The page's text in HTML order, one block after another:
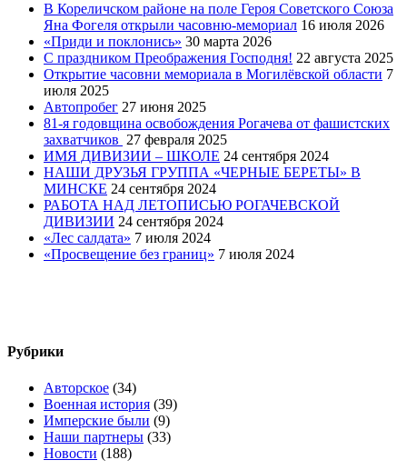
В Кореличском районе на поле Героя Советского Союза
Яна Фогеля открыли часовню-мемориал 16 июля 2026
«Приди и поклонись» 30 марта 2026
C праздником Преображения Господня! 22 августа 2025
Открытие часовни мемориала в Могилёвской области 7
июля 2025
Автопробег 27 июня 2025
81-я годовщина освобождения Рогачева от фашистских
захватчиков 27 февраля 2025
ИМЯ ДИВИЗИИ – ШКОЛЕ 24 сентября 2024
НАШИ ДРУЗЬЯ ГРУППА «ЧЕРНЫЕ БЕРЕТЫ» В
МИНСКЕ 24 сентября 2024
РАБОТА НАД ЛЕТОПИСЬЮ РОГАЧЕВСКОЙ
ДИВИЗИИ 24 сентября 2024
«Лес салдата» 7 июля 2024
«Просвещение без границ» 7 июля 2024
Рубрики
Авторское (34)
Военная история (39)
Имперские были (9)
Наши партнеры (33)
Новости (188)